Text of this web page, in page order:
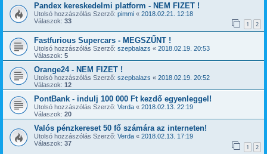
Pandex kereskedelmi platform - NEM FIZET !
Utolsó hozzászólás Szerző: pimmi « 2018.02.21. 12:18
Válaszok: 33 1 2
Fastfurious Supercars - MEGSZŰNT !
Utolsó hozzászólás Szerző: szepbalazs « 2018.02.19. 20:53
Válaszok: 5
Orange24 - NEM FIZET !
Utolsó hozzászólás Szerző: szepbalazs « 2018.02.19. 20:52
Válaszok: 12
PontBank - indulj 100 000 Ft kezdő egyenleggel!
Utolsó hozzászólás Szerző: Verda « 2018.02.13. 22:19
Válaszok: 20
Valós pénzkereset 50 fő számára az interneten!
Utolsó hozzászólás Szerző: Verda « 2018.02.13. 17:19
Válaszok: 37 1 2